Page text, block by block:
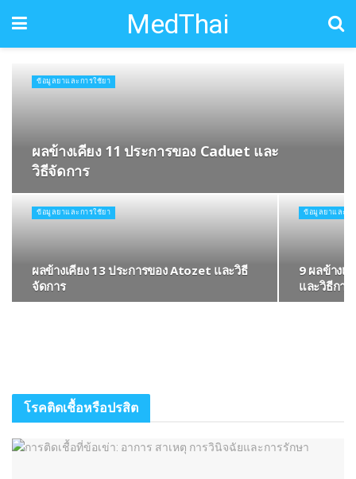
MedThai
ข้อมูลยาและการใช้ยา
ผลข้างเคียง 11 ประการของ Caduet และ
วิธีจัดการ
ข้อมูลยาและการใช้ยา
ผลข้างเคียง 13 ประการของ Atozet และวิธี
จัดการ
ข้อมูลยาและกา
9 ผลข้าง
และวิธีการ
โรคติดเชื้อหรือปรสิต